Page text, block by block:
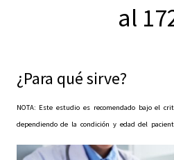
al
¿Para qué sirve?
NOTA: Este estudio es recomendado bajo el
dependiendo de la condición y edad del